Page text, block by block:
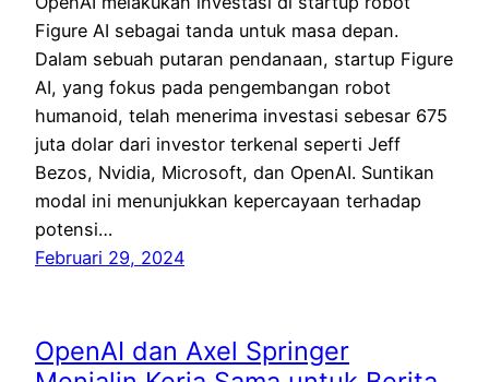
Figure AI sebagai tanda untuk masa depan.
Dalam sebuah putaran pendanaan, startup Figure
AI, yang fokus pada pengembangan robot
humanoid, telah menerima investasi sebesar 675
juta dolar dari investor terkenal seperti Jeff
Bezos, Nvidia, Microsoft, dan OpenAI. Suntikan
modal ini menunjukkan kepercayaan terhadap
potensi…
Februari 29, 2024
OpenAI dan Axel Springer